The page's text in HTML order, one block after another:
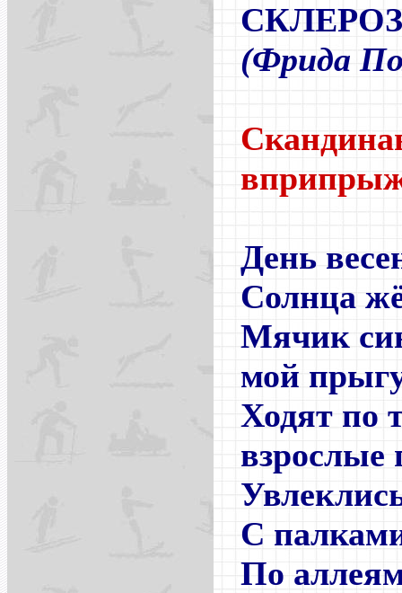
(Фрида
День
Солнца
Мячик
мой
Ходят по
взрослые
С
По